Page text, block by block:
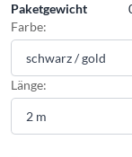
Paketgewicht
Farbe:
Länge: